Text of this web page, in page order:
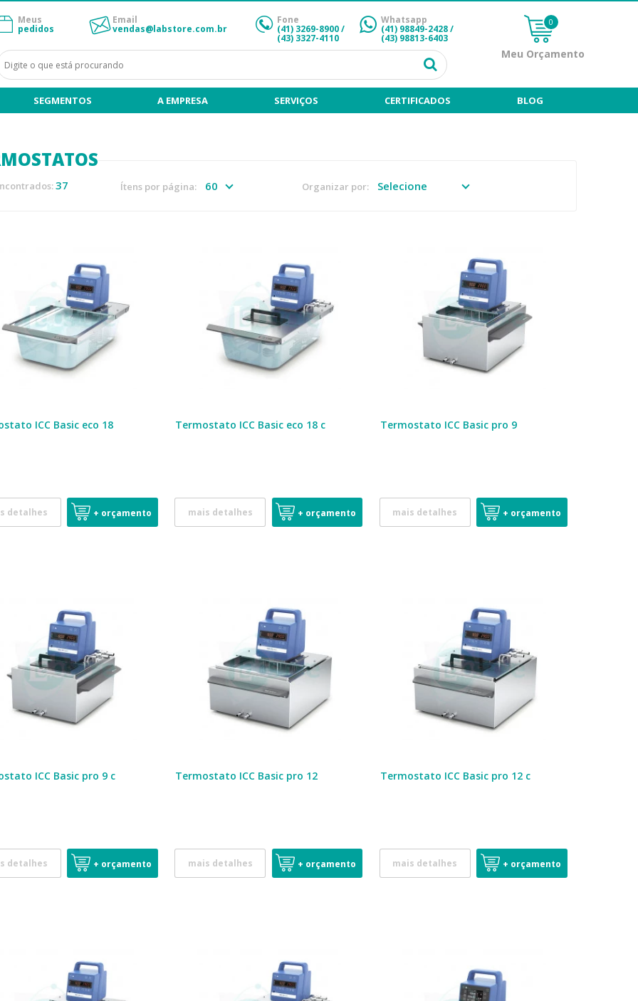
Meus
pedidos
Email
vendas@labstore.com.br
Fone
(41) 3269-8900 /
(43) 3327-4110
Whatsapp
(41) 98849-2428/
(43) 98813-6403
0
Meu Orçamento
SEGMENTOS A EMPRESA SERVIÇOS CERTIFICADOS BLOG
37 Ítens por página: Organizar por:
ICC Basic eco 18
detalhes + orçamento
Termostato ICC Basic eco 18 c
mais detalhes + orçamento
Termostato ICC Basic pro 9
mais detalhes + orçamento
ICC Basic pro 9 c
detalhes + orçamento
Termostato ICC Basic pro 12
mais detalhes + orçamento
Termostato ICC Basic pro 12 c
mais detalhes + orçamento